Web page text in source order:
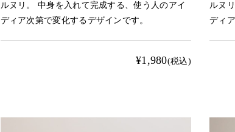
ルヌリ。 中身を入れて完成する、使う人のアイ
ディア次第で変化するデザインです。
¥1,980(税込)
ルヌ
ディ